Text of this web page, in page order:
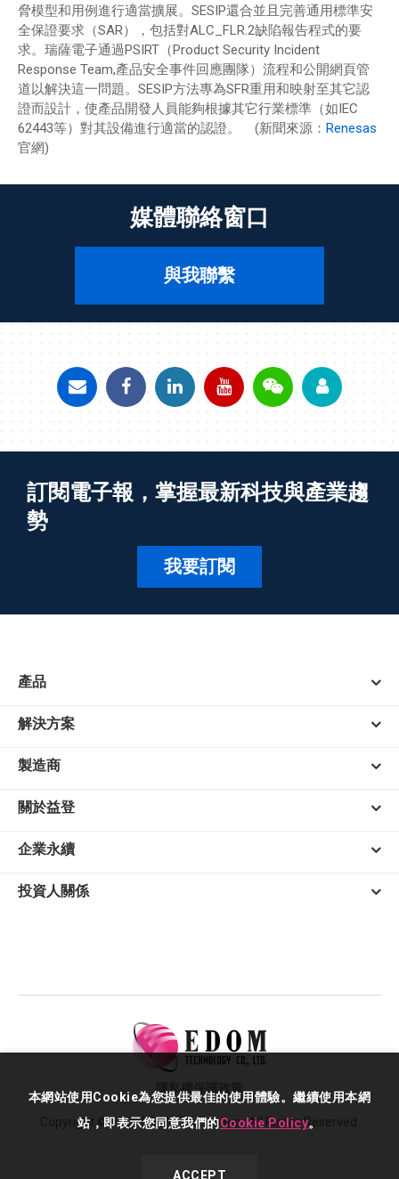
脅模型和用例進行適當擴展。SESIP還合並且完善通用標準安
全保證要求（SAR），包括對ALC_FLR.2缺陷報告程式的要
求。瑞薩電子通過PSIRT（Product Security Incident
Response Team,產品安全事件回應團隊）流程和公開網頁管
道以解決這一問題。SESIP方法專為SFR重用和映射至其它認
證而設計，使產品開發人員能夠根據其它行業標準（如IEC
62443等）對其設備進行適當的認證。 (新聞來源： Renesas
官網)
媒體聯絡窗口
與我聯繫
訂閱電子報，掌握最新科技與產業趨
勢
我要訂閱
產品
解決方案
製造商
關於益登
企業永續
投資人關係
Copyright © 2026 EDOM Technology. All Rights Reserved.
隱私權保護政策
本網站使用Cookie為您提供最佳的使用體驗。繼續使用本網
站，即表示您同意我們的Cookie Policy。
ACCEPT